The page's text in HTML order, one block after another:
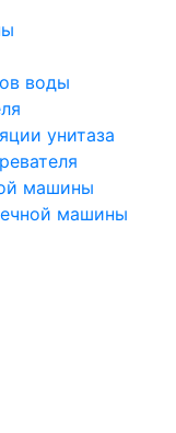
воды
унитаза
машины
машины